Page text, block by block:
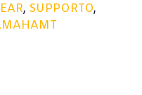
, SUPPORTO,